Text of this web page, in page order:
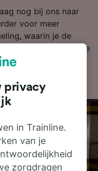
nog bij ons naar
voor meer
waarin je de
en tips over hoe
privacy
in Trainline.
van je
zorgdragen